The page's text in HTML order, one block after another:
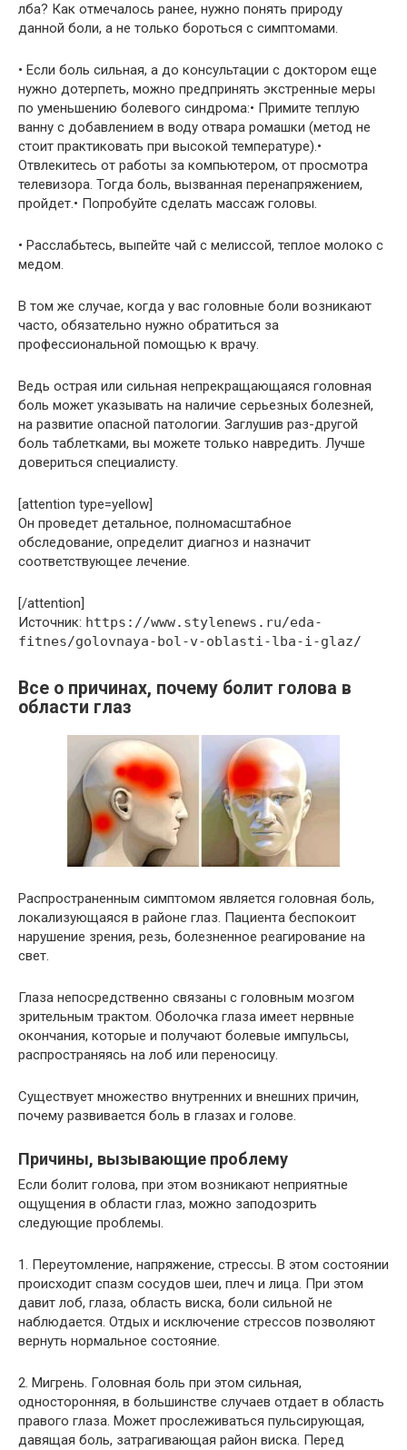
лба? Как отмечалось ранее, нужно понять природу
данной боли, а не только бороться с симптомами.
• Если боль сильная, а до консультации с доктором еще
нужно дотерпеть, можно предпринять экстренные меры
по уменьшению болевого синдрома:• Примите теплую
ванну с добавлением в воду отвара ромашки (метод не
стоит практиковать при высокой температуре).•
Отвлекитесь от работы за компьютером, от просмотра
телевизора. Тогда боль, вызванная перенапряжением,
пройдет.• Попробуйте сделать массаж головы.
• Расслабьтесь, выпейте чай с мелиссой, теплое молоко с
медом.
В том же случае, когда у вас головные боли возникают
часто, обязательно нужно обратиться за
профессиональной помощью к врачу.
Ведь острая или сильная непрекращающаяся головная
боль может указывать на наличие серьезных болезней,
на развитие опасной патологии. Заглушив раз-другой
боль таблетками, вы можете только навредить. Лучше
довериться специалисту.
[attention type=yellow]
Он проведет детальное, полномасштабное
обследование, определит диагноз и назначит
соответствующее лечение.
[/attention]
Источник: https://www.stylenews.ru/eda-
fitnes/golovnaya-bol-v-oblasti-lba-i-glaz/
Все о причинах, почему болит голова в
области глаз
Распространенным симптомом является головная боль,
локализующаяся в районе глаз. Пациента беспокоит
нарушение зрения, резь, болезненное реагирование на
свет.
Глаза непосредственно связаны с головным мозгом
зрительным трактом. Оболочка глаза имеет нервные
окончания, которые и получают болевые импульсы,
распространяясь на лоб или переносицу.
Существует множество внутренних и внешних причин,
почему развивается боль в глазах и голове.
Причины, вызывающие проблему
Если болит голова, при этом возникают неприятные
ощущения в области глаз, можно заподозрить
следующие проблемы.
1. Переутомление, напряжение, стрессы. В этом состоянии
происходит спазм сосудов шеи, плеч и лица. При этом
давит лоб, глаза, область виска, боли сильной не
наблюдается. Отдых и исключение стрессов позволяют
вернуть нормальное состояние.
2. Мигрень. Головная боль при этом сильная,
односторонняя, в большинстве случаев отдает в область
правого глаза. Может прослеживаться пульсирующая,
давящая боль, затрагивающая район виска. Перед